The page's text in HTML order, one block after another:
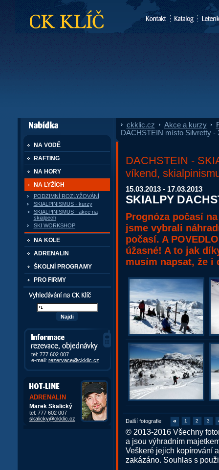
CK Klíč
dále nabízí
NA VODĚ
RAFTING
NA HORY
NA LYŽÍCH
PODZIMNÍ ROZLYŽOVÁNÍ
SKIALPINISMUS - kurzy
SKIALPINISMUS - akce na
skialpech
SKI WORKSHOP
NA KOLE
ADRENALIN
ŠKOLNÍ PROGRAMY
PRO FIRMY
Vyhledávání kurzů a akcí
Informace, rezervace,
objedávky
tel: 777 602 007
e-mail: rezervace@ckklic.cz
ADRENALIN
Marek Skalický
tel: 777 602 007
skalicky@ckklic.cz
ckklic.cz Akce a kurzy»
DACHSTEIN místo Silvretty -
DACHSTEIN -
víkend,
15.03.2013 - 17.03.2013
SKIALPY
Prognóza počasí
jsme vybrali
počasí. A
úžasné! A to jak
musím napsat, že i
Další fotografie 1 2 3
© 2013-2016 Všechny
a jsou výhradním
Veškeré jejich kopírování
zakázáno. Souhlas s